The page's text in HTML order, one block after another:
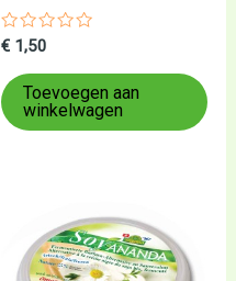
Gewaardeerd
uit
5
€ 1,50
Toevoegen aan
winkelwagen